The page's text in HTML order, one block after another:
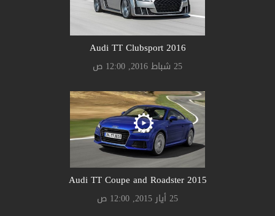
Audi TT Clubsport 2016
25 شباط 2016, 12:00 ص
Audi TT Coupe and Roadster 2015
25 أيار 2015, 12:00 ص